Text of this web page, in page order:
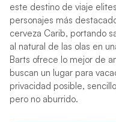
este destino de viaje
personajes más
cerveza Carib, portando
al natural de las olas en
Barts ofrece lo mejor de
buscan un lugar para
privacidad posible,
pero no aburrido.